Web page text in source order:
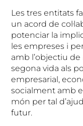
Les tres entitats
un acord de
potenciar la
les empreses i
amb l’objectiu
segona vida als
empresarial,
socialment amb
món per tal
futur.